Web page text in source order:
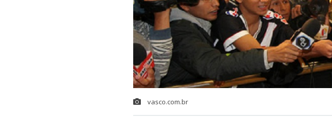
vasco.com.br